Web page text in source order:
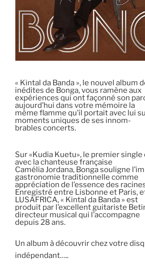
« Kintal da Banda », le nouvel album
inédites de Bonga, vous ramène aux
expériences qui ont façonné son
aujourd’hui dans votre mémoire la
même flamme qu’il portait avec lui
moments uniques de ses innom-
brables concerts.
Sur «Kudia Kuetu», le premier single
avec la chanteuse française
Camélia Jordana, Bonga souligne
gastronomie traditionnelle comme
appréciation de l’essence des
Enregistré entre Lisbonne et Paris,
LUSAFRICA, « Kintal da Banda » est
produit par l’excellent guitariste
directeur musical qui l’accompagne
depuis 28 ans.
Un album à découvrir chez votre
indépendant…..